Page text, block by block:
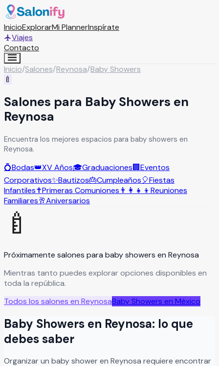
InicioExplorarMi PlannerInspírate
Viajes
Contacto
Inicio/Salones/Reynosa/Baby Showers
🍼
Salones para Baby Showers en
Reynosa
Encuentra los mejores espacios para baby showers en
Reynosa.
💍Bodas👑XV Años🎓Graduaciones🏢Eventos
Corporativos✨Bautizos🎂Cumpleaños🎈Fiestas
Infantiles✝️Primeras Comuniones 👨‍👩‍👧‍👦 Reuniones
Familiares🥂Aniversarios
🍼
Próximamente salones para baby showers en Reynosa
Mientras tanto puedes explorar opciones disponibles en
toda la república.
Todos los salones en ReynosaBaby Showers en México
Baby Showers en Reynosa: lo que
debes saber
Organizarun baby showeren Reynosa requiere encontrar